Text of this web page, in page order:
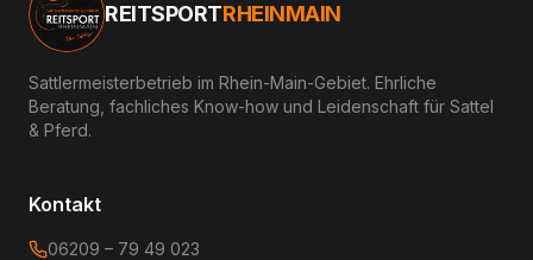
REITSPORTRHEINMAIN
Sattlermeisterbetrieb im Rhein-Main-Gebiet. Ehrliche
Beratung, fachliches Know-how und Leidenschaft für Sattel
& Pferd.
Kontakt
06209 – 79 49 023